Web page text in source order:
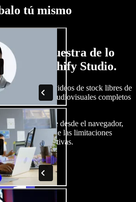
tú mismo
muestra de lo
con Speechify Studio.
audio y videos de stock libres de
proyectos audiovisuales completos
todo accesible desde el navegador,
liberarse de las limitaciones
sus ideas creativas.